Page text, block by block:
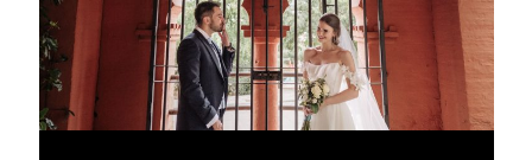
GRANADA, ESPAÑA
+34 652592145